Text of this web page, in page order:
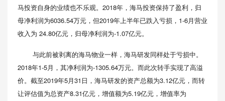
马投资自身的业绩也不乐观。2018年，海马投资保持了盈利，归
母净利润为6036.54万元，但2019年上半年已跌入亏损，1-6月营业
收入为 24.80亿元，归母净利润为-1.07亿元。
与此前被剥离的海马物业一样，海马研发同样处于亏损中。
2018年1-5月，其净利润为-1305.64万元。而此次转手实现了高溢
价。截至2019年5月31日，海马研发的资产总额为3.12亿元，而转
让评估值为总资产8.31亿元，增值额为5.19亿元，增值率为